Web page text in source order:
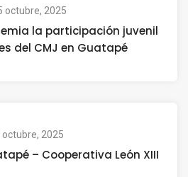
octubre, 2025
la participación juvenil
del CMJ en Guatapé
octubre, 2025
– Cooperativa León XIII